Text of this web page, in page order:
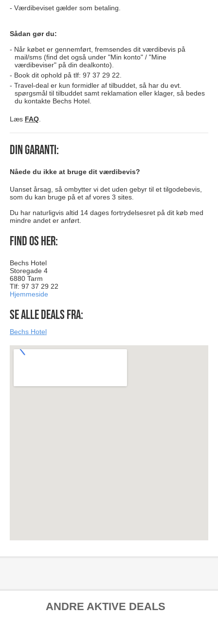
Værdibeviset gælder som betaling.
Sådan gør du:
Når købet er gennemført, fremsendes dit værdibevis på
mail/sms (find det også under "Min konto" / "Mine
værdibeviser" på din dealkonto).
Book dit ophold på tlf: 97 37 29 22.
Travel-deal er kun formidler af tilbuddet, så har du evt.
spørgsmål til tilbuddet samt reklamation eller klager, så bedes
du kontakte Bechs Hotel.
Læs FAQ
Din garanti:
Nåede du ikke at bruge dit værdibevis?
Uanset årsag, så ombytter vi det uden gebyr til et tilgodebevis,
som du kan bruge på et af vores 3 sites.
Du har naturligvis altid 14 dages fortrydelsesret på dit køb med
mindre andet er anført.
Find os her:
Bechs Hotel
Storegade 4
6880 Tarm
Tlf: 97 37 29 22
Hjemmeside
Se alle deals fra:
Bechs Hotel
ANDRE AKTIVE DEALS